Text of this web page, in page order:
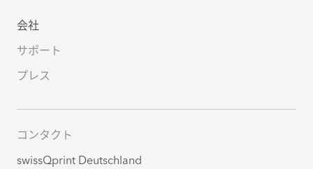
会社
サポート
プレス
コンタクト
swissQprint Deutschland